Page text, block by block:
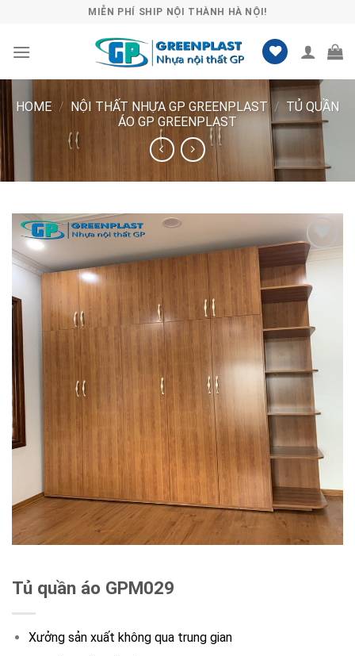
content
MIỄN PHÍ SHIP NỘI THÀNH HÀ NỘI!
HOME / NỘI THẤT NHỰA GP GREENPLAST / TỦ QUẦN
ÁO GP GREENPLAST
Lưu
danh
Tủ quần áo GPM029
Xưởng sản xuất không qua trung gian